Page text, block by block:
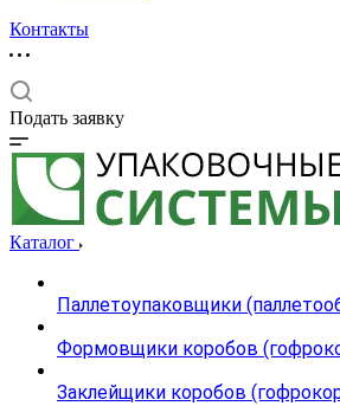
Контакты
Подать заявку
Каталог
Паллетоупаковщики
Формовщики коробов
Заклейщики коробов